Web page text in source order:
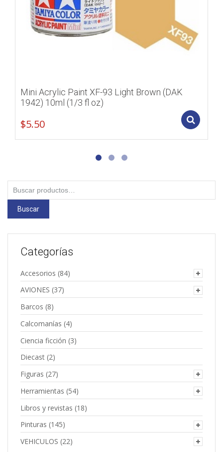
Mini Acrylic Paint XF-93 Light Brown (DAK
1942) 10ml (1/3 fl oz)
$5.50
Buscar
por:
Buscar
Categorías
Accesorios (84)
AVIONES (37)
Barcos (8)
Calcomanías (4)
Ciencia ficción (3)
Diecast (2)
Figuras (27)
Herramientas (54)
Libros y revistas (18)
Pinturas (145)
VEHICULOS (22)